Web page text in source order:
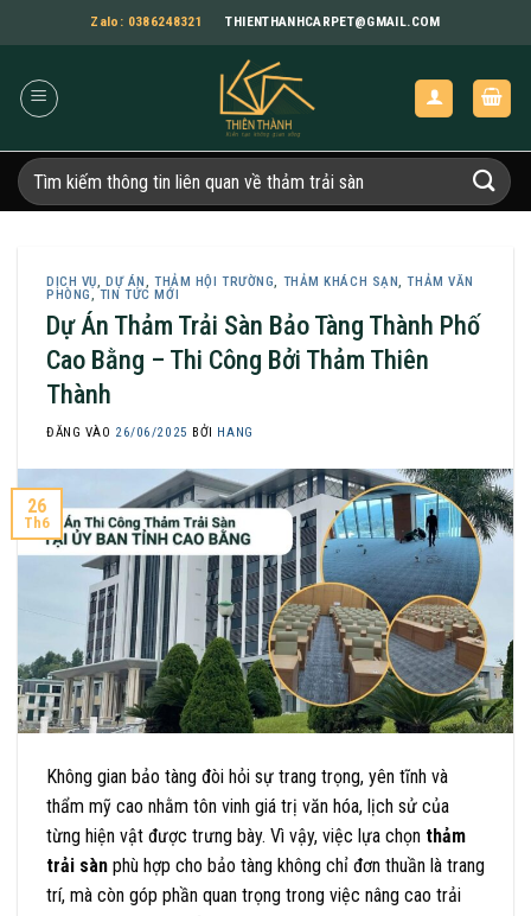
qua
dung
Zalo: 0386248321 THIENTHANHCARPET@GMAIL.COM
Tìm
kiếm:
DỊCH VỤ, DỰ ÁN , THẢM HỘI TRƯỜNG, THẢM KHÁCH SẠN,THẢM VĂN
PHÒNG, TIN TỨC MỚI
Dự Án Thảm Trải Sàn Bảo Tàng Thành Phố
Cao Bằng – Thi Công Bởi Thảm Thiên
Thành
ĐĂNG VÀO 26/06/2025 BỞI HANG
26
Th6
Không gian bảo tàng đòi hỏi sự trang trọng, yên tĩnh và
thẩm mỹ cao nhằm tôn vinh giá trị văn hóa, lịch sử của
từng hiện vật được trưng bày. Vì vậy, việc lựa chọn thảm
trải sàn phù hợp cho bảo tàng không chỉ đơn thuần là trang
trí, mà còn góp phần quan trọng trong việc nâng cao trải